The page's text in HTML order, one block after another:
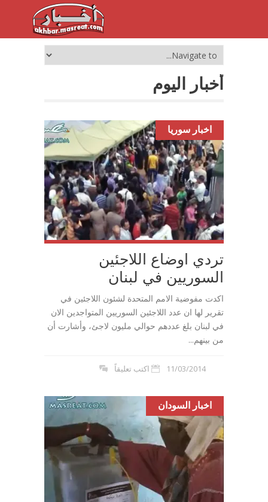
أخبار اليوم
اخبار سوريا
تردي اوضاع اللاجئين
السوريين في لبنان
اكدت مفوضية الامم المتحدة لشئون اللاجئين في
تقرير لها ان عدد اللاجئين السوريين المتواجدين الان
في لبنان بلغ عددهم حوالي مليون لاجئ، وأشارت أن
من بينهم...
11/03/2014 اكتب تعليقاً
اخبار السودان